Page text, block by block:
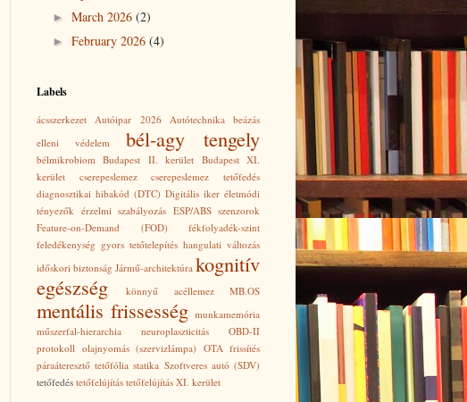
► March 2026 (2)
► February 2026 (4)
Labels
ácsszerkezet Autóipar 2026 Autótechnika
beázás
elleni védelem
bél-agy tengely
bélmikrobiom Budapest II. kerület Budapest XI.
kerület
cserepeslemez
cserepeslemez tetőfedés
diagnosztikai hibakód (DTC) Digitális iker életmódi
tényezők érzelmi szabályozás ESP/ABS szenzorok
Feature-on-Demand (FOD)
fékfolyadék-szint
feledékenység gyors tetőtelepítés hangulati változás
időskori biztonság Jármű-architektúra kognitív
egészség
könnyű acéllemez MB.OS
mentális frissesség munkamemória
műszerfal-hierarchia
neuroplaszticitás
OBD-II
protokoll olajnyomás (szervizlámpa) OTA frissítés
páraáteresztő tetőfólia statika Szoftveres autó (SDV)
tetőfedés tetőfelújítás tetőfelújítás XI. kerület